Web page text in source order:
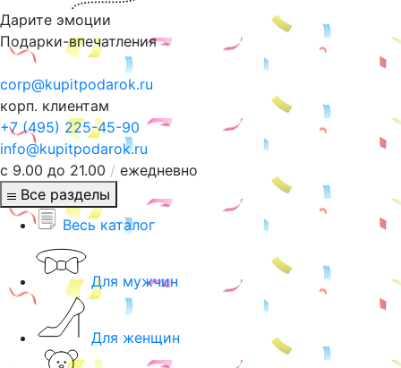
Дарите эмоции
Подарки-впечатления
corp@kupitpodarok.ru
корп. клиентам
+7 (495) 225-45-90
info@kupitpodarok.ru
с 9.00 до 21.00 / ежедневно
Все разделы
Весь каталог
Для мужчин
Для женщин